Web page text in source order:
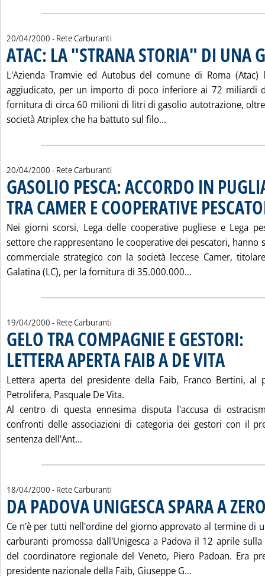
20/04/2000 - Rete Carburanti
ATAC: LA "STRANA STORIA" DI UNA
L'Azienda Tramvie ed Autobus del comune di Roma
aggiudicato, per un importo di poco inferiore ai 72 miliardi
fornitura di circa 60 milioni di litri di gasolio autotrazione,
società Atriplex che ha battuto sul filo...
20/04/2000 - Rete Carburanti
GASOLIO PESCA: ACCORDO IN
TRA CAMER E COOPERATIVE
Nei giorni scorsi, Lega delle cooperative pugliese e Lega
settore che rappresentano le cooperative dei pescatori, hanno
commerciale strategico con la società leccese Camer,
Galatina (LC), per la fornitura di 35.000.000...
19/04/2000 - Rete Carburanti
GELO TRA COMPAGNIE E GESTORI:
LETTERA APERTA FAIB A DE VITA
Lettera aperta del presidente della Faib, Franco Bertini, al
Petrolifera, Pasquale De Vita.
Al centro di questa ennesima disputa l'accusa di
confronti delle associazioni di categoria dei gestori con il
sentenza dell'Ant...
18/04/2000 - Rete Carburanti
DA PADOVA UNIGESCA SPARA A
Ce n'è per tutti nell'ordine del giorno approvato al termine di
carburanti promossa dall'Unigesca a Padova il 12 aprile
del coordinatore regionale del Veneto, Piero Padoan. Era
presidente nazionale della Faib, Giuseppe G...